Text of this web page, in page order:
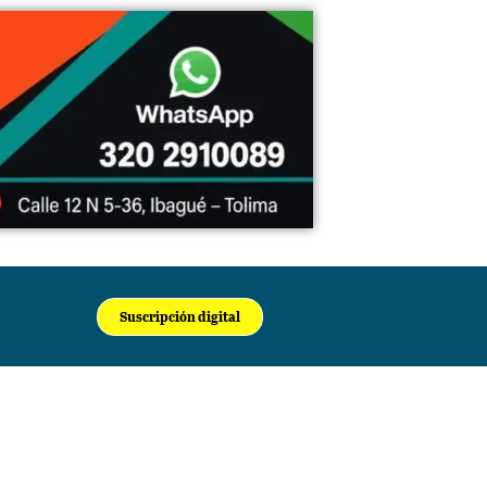
Suscripción digital